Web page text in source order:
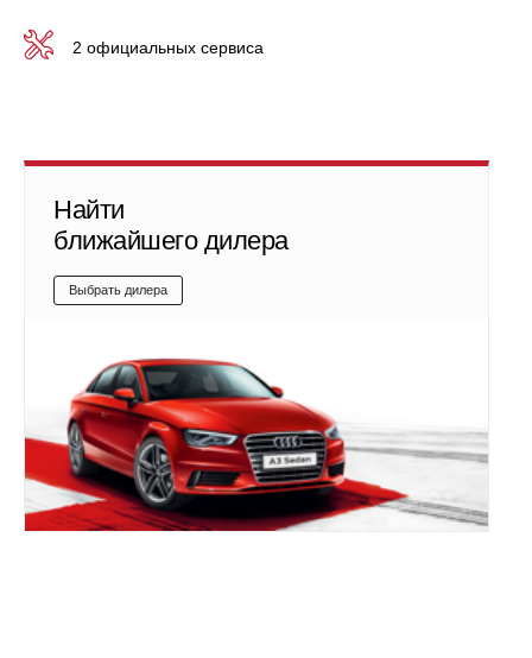
2 официальных сервиса
Найти
ближайшего дилера
Выбрать дилера